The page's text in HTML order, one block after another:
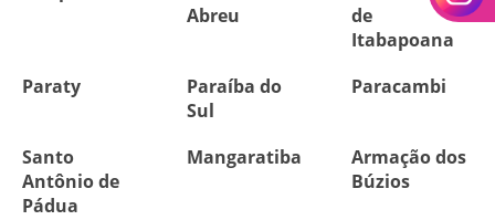
Abreu
de
Itabapoana
Paraty
Paraíba do
Sul
Paracambi
Santo
Antônio de
Pádua
Mangaratiba
Armação dos
Búzios